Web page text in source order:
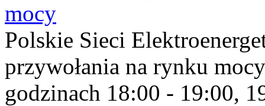
mocy
Polskie Sieci
przywołania na rynku
godzinach 18:00 - 19:00,